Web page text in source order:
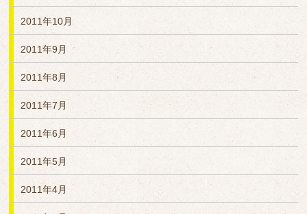
2011年10月
2011年9月
2011年8月
2011年7月
2011年6月
2011年5月
2011年4月